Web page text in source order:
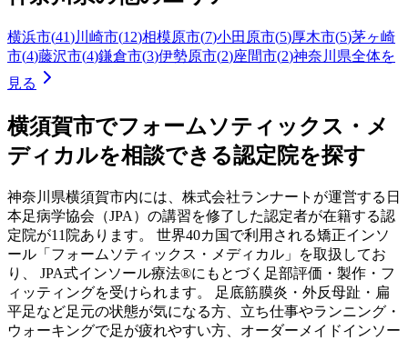
横浜市(41)川崎市(12)相模原市(7)小田原市(5)厚木市(5)茅ヶ崎
市(4)藤沢市(4)鎌倉市(3)伊勢原市(2)座間市(2)神奈川県全体を
見る
横須賀市でフォームソティックス・メ
ディカルを相談できる認定院を探す
神奈川県横須賀市内には、株式会社ランナートが運営する日
本足病学協会（JPA）の講習を修了した認定者が在籍する認
定院が11 院あります。 世界40カ国で利用される矯正インソ
ール「フォームソティックス・メディカル」を取扱してお
り、 JPA式インソール療法®にもとづく足部評価・製作・フ
ィッティングを受けられます。 足底筋膜炎・外反母趾・扁
平足など足元の状態が気になる方、立ち仕事やランニング・
ウォーキングで足が疲れやすい方、オーダーメイドインソー